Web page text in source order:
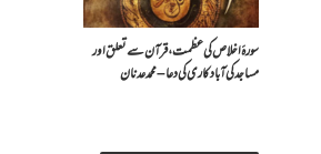
سورۂ اخلاص کی عظمت، قرآن سے تعلق اور
مساجد کی آبادکاری کی دعا – محمد عدنان